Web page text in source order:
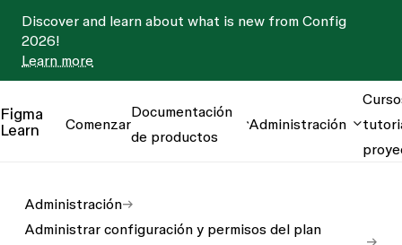
Discover and learn about what is new from Config
2026!
Learn more
Figma
Learn
Comenzar
Documentación
de productos
Administración
Administración
Administrar configuración y permisos del plan